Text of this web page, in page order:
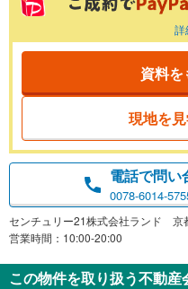
詳
資料を
現地を
電話で問い
0078-6014-
センチュリー21株式会社ランド 京
営業時間：10:00-20:00
この物件を取り扱う不動産